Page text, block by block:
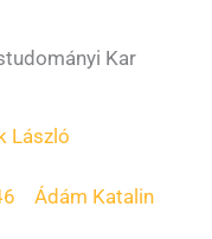
Kar
László
Ádám Katalin